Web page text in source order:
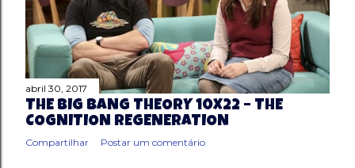
a
g
e
n
s
abril 30, 2017
THE BIG BANG THEORY 10X22 – THE
COGNITION REGENERATION
Compartilhar Postar um comentário